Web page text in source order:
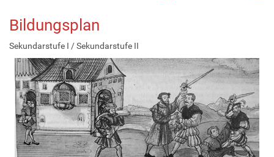
Bildungsplan
Sekundarstufe I / Sekundarstufe II